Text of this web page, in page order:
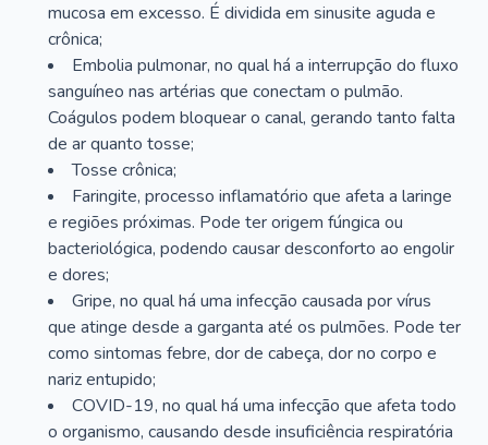
mucosa em excesso. É dividida em sinusite aguda e
crônica;
Embolia pulmonar, no qual há a interrupção do fluxo
sanguíneo nas artérias que conectam o pulmão.
Coágulos podem bloquear o canal, gerando tanto falta
de ar quanto tosse;
Tosse crônica;
Faringite, processo inflamatório que afeta a laringe
e regiões próximas. Pode ter origem fúngica ou
bacteriológica, podendo causar desconforto ao engolir
e dores;
Gripe, no qual há uma infecção causada por vírus
que atinge desde a garganta até os pulmões. Pode ter
como sintomas febre, dor de cabeça, dor no corpo e
nariz entupido;
COVID-19, no qual há uma infecção que afeta todo
o organismo, causando desde insuficiência respiratória